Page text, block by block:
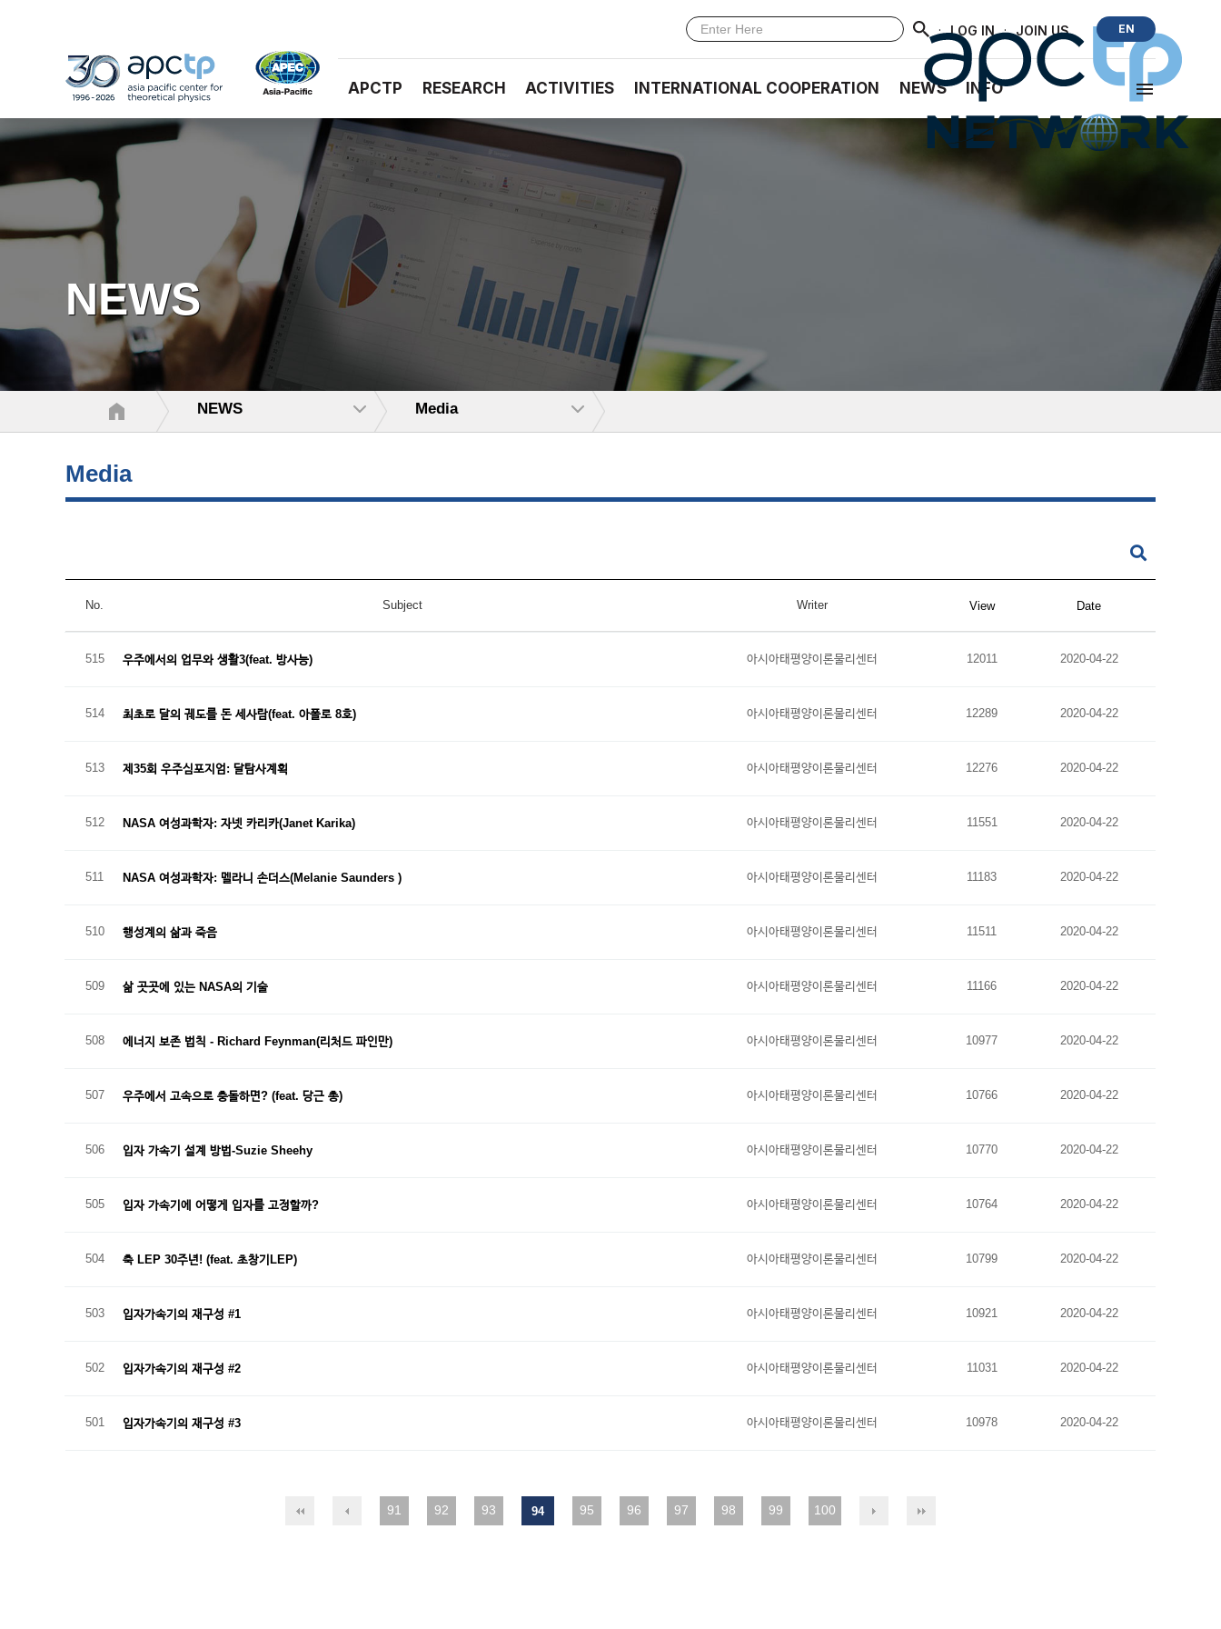
· LOG IN · JOIN US EN
APCTP RESEARCH ACTIVITIES INTERNATIONAL COOPERATION NEWS INFO
NEWS
NEWS Media
Media
No. Subject Writer View Date
515 우주에서의 업무와 생활3(feat. 방사능) 아시아태평양이론물리센터 12011 2020-04-22
514 최초로 달의 궤도를 돈 세사람(feat. 아폴로 8호) 아시아태평양이론물리센터 12289 2020-04-22
513 제35회 우주심포지엄: 달탐사계획 아시아태평양이론물리센터 12276 2020-04-22
512 NASA 여성과학자: 자넷 카리카(Janet Karika) 아시아태평양이론물리센터 11551 2020-04-22
511 NASA 여성과학자: 멜라니 손더스(Melanie Saunders ) 아시아태평양이론물리센터 11183 2020-04-22
510 행성계의 삶과 죽음 아시아태평양이론물리센터 11511 2020-04-22
509 삶 곳곳에 있는 NASA의 기술 아시아태평양이론물리센터 11166 2020-04-22
508 에너지 보존 법칙 - Richard Feynman(리처드 파인만) 아시아태평양이론물리센터 10977 2020-04-22
507 우주에서 고속으로 충돌하면? (feat. 당근 총) 아시아태평양이론물리센터 10766 2020-04-22
506 입자 가속기 설계 방법-Suzie Sheehy 아시아태평양이론물리센터 10770 2020-04-22
505 입자 가속기에 어떻게 입자를 고정할까? 아시아태평양이론물리센터 10764 2020-04-22
504 축 LEP 30주년! (feat. 초창기LEP) 아시아태평양이론물리센터 10799 2020-04-22
503 입자가속기의 재구성 #1 아시아태평양이론물리센터 10921 2020-04-22
502 입자가속기의 재구성 #2 아시아태평양이론물리센터 11031 2020-04-22
501 입자가속기의 재구성 #3 아시아태평양이론물리센터 10978 2020-04-22
91 92 93 94 95 96 97 98 99 100